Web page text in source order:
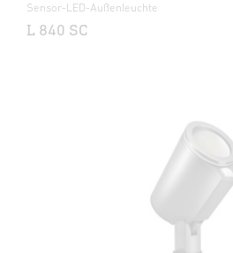
Sensor-LED-Außenleuchte
L 840 SC